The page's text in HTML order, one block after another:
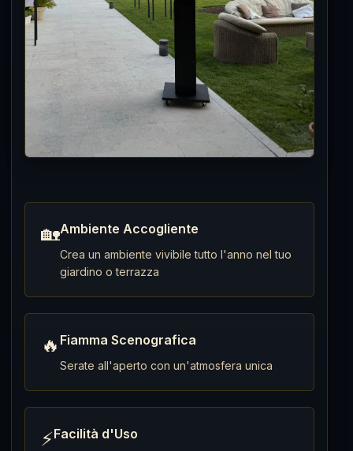
🏡Ambiente Accogliente
Crea un ambiente vivibile tutto l'anno nel tuo
giardino o terrazza
🔥 Fiamma Scenografica
Serate all'aperto con un'atmosfera unica
⚡Facilità d'Uso